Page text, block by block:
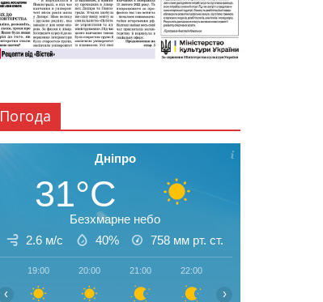
Погода
Дніпро
31°C
Безхмарне небо
2.6 м/с
40% 758 мм рт. ст.
19:00 20:00 21:00 22:00
‹ ›